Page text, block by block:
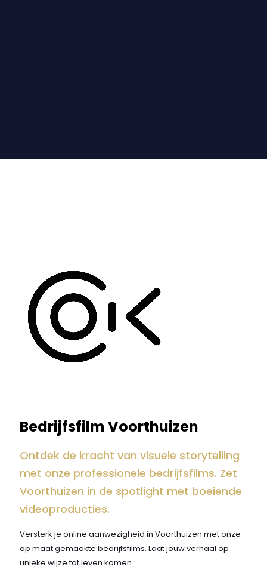
Bedrijfsfilm Voorthuizen
Ontdek de kracht van visuele storytelling
met onze professionele bedrijfsfilms. Zet
Voorthuizen in de spotlight met boeiende
videoproducties.
Versterk je online aanwezigheid in Voorthuizen met onze
op maat gemaakte bedrijfsfilms. Laat jouw verhaal op
unieke wijze tot leven komen.